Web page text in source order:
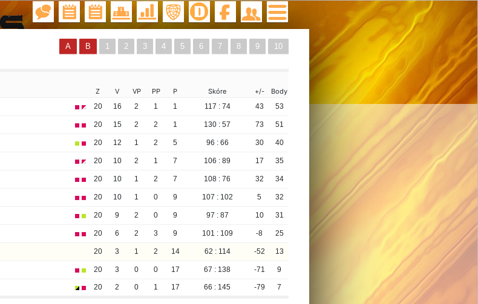
A B 1 2 3 4 5 6 7 8 9 10
Z V VP PP P Skóre +/-
Body
20 16 2 1 1 117 : 74 43 53
20 15 2 2 1 130 : 57 73 51
20 12 1 2 5 96 : 66 30 40
20 10 2 1 7 106 : 89 17 35
20 10 1 2 7 108 : 76 32 34
20 10 1 0 9 107 : 102 5 32
20 9 2 0 9 97 : 87 10 31
20 6 2 3 9 101 : 109 -8 25
20 3 1 2 14 62 : 114 -52 13
20 3 0 0 17 67 : 138 -71 9
20 2 0 1 17 66 : 145 -79 7